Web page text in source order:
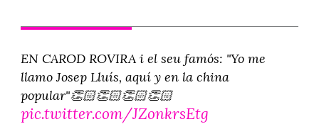
EN CAROD ROVIRA i el seu famós: "Yo me
llamo Josep Lluís, aquí y en la china
popular"👏🏻👏🏻👏🏻👏🏻
pic.twitter.com/JZonkrsEtg